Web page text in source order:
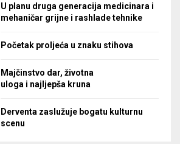
U planu druga generacija medicinara i
mehaničar grijne i rashlade tehnike
Početak proljeća u znaku stihova
Majčinstvo dar, životna
uloga i najljepša kruna
Derventa zaslužuje bogatu kulturnu
scenu